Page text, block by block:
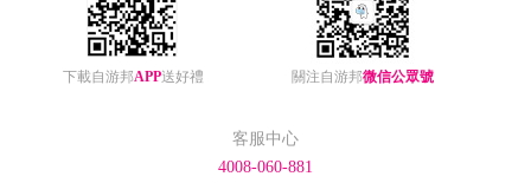
下載自游邦APP送好禮 關注自游邦微信公眾號
客服中心
4008-060-881